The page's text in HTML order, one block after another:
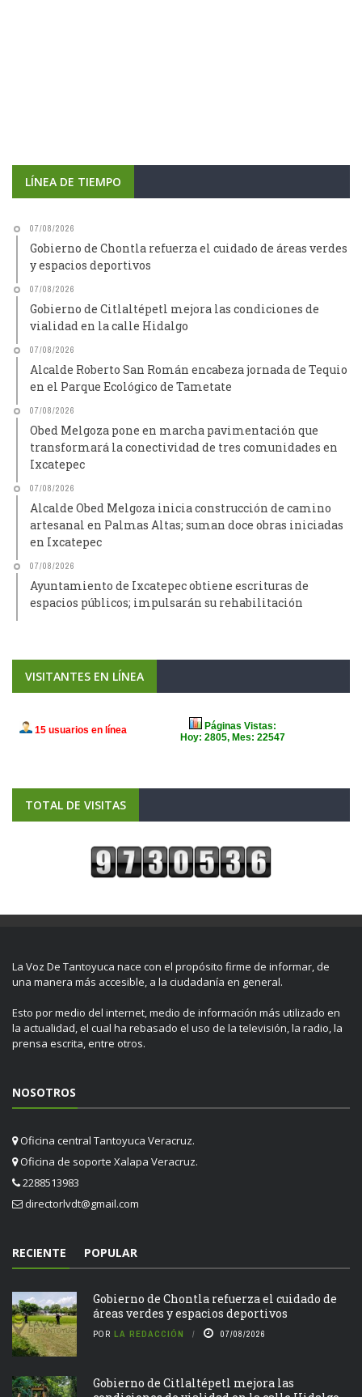
LÍNEA DE TIEMPO
07/08/2026
Gobierno de Chontla refuerza el cuidado de áreas verdes
y espacios deportivos
07/08/2026
Gobierno de Citlaltépetl mejora las condiciones de
vialidad en la calle Hidalgo
07/08/2026
Alcalde Roberto San Román encabeza jornada de Tequio
en el Parque Ecológico de Tametate
07/08/2026
Obed Melgoza pone en marcha pavimentación que
transformará la conectividad de tres comunidades en
Ixcatepec
07/08/2026
Alcalde Obed Melgoza inicia construcción de camino
artesanal en Palmas Altas; suman doce obras iniciadas
en Ixcatepec
07/08/2026
Ayuntamiento de Ixcatepec obtiene escrituras de
espacios públicos; impulsarán su rehabilitación
VISITANTES EN LÍNEA
TOTAL DE VISITAS
La Voz De Tantoyuca nace con el propósito firme de informar, de
una manera más accesible, a la ciudadanía en general.
Esto por medio del internet, medio de información más utilizado en
la actualidad, el cual ha rebasado el uso de la televisión, la radio, la
prensa escrita, entre otros.
NOSOTROS
Oficina central Tantoyuca Veracruz.
Oficina de soporte Xalapa Veracruz.
2288513983
directorlvdt@gmail.com
RECIENTE POPULAR
Gobierno de Chontla refuerza el cuidado de
áreas verdes y espacios deportivos
POR LA REDACCIÓN 07/08/2026
Gobierno de Citlaltépetl mejora las